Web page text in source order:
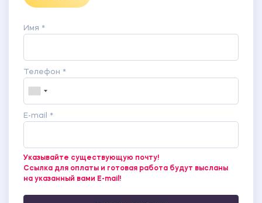
Имя *
Телефон *
E-mail *
Указывайте существующую почту!
Ссылка для оплаты и готовая работа будут высланы
на указанный вами E-mail!